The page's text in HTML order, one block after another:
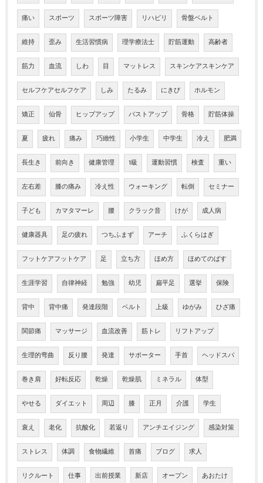
痛い スポーツ スポーツ障害 リハビリ 骨盤ベルト
維持 歪み 生活習慣病 理学療法士 貯筋運動 高齢者
筋力 血流 しわ 目 マットレス スキンケアスキンケア
セルフケアセルフケア しみ たるみ にきび ホルモン
矯正 仙骨 ヒップアップ バストアップ 骨格 貯筋体操
夏 疲れ 痛み 巧緻性 小学生 中学生 冷え 肥満
長生き 前向き 健康管理 1級 運動習慣 検査 重い
左右差 膝の痛み 冷え性 ウォーキング 転倒 セミナー
子ども カマタマーレ 腰 クラック音 けが 成人病
健康器具 足の疲れ つちふまず アーチ ふくらはぎ
フットケアフットケア 足 立ち方 ほめ方 ほめてのばす
生涯学習 自律神経 勉強 幼児 扁平足 選挙 保険
背中 背中痛 発達段階 ベルト 上級 ゆがみ ひざ痛
関節痛 マッサージ 血流改善 筋トレ リフトアップ
生理的弯曲 反り腰 発達 サポーター 手首 ヘッドスパ
巻き肩 好転反応 乾燥 乾燥肌 ミネラル 体型
やせる ダイエット 周辺 膝 正月 介護 学生
衰え 老化 抗酸化 若返り アンチエイジング 感染対策
ストレス 体調 食物繊維 首痛 ブログ 求人
リクルート 仕事 出前授業 新店 オープン あおたけ